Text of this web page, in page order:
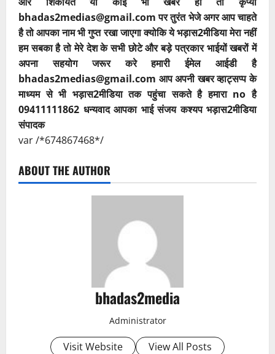
bhadas2medias@gmail.com पर तुरंत भेजे अगर आप चाहते
है तो आपका नाम भी गुप्त रखा जाएगा क्योकि ये भड़ास2मीडिया मेरा नहीं
हम सबका है तो मेरे देश के सभी छोटे और बड़े पत्रकार भाईयों खबरों में
अपना सहयोग जरूर करे हमारी ईमेल आईडी है
bhadas2medias@gmail.com आप अपनी खबर व्हाट्सप्प के
माध्यम से भी भड़ास2मीडिया तक पहुंचा सकते है हमारा no है
09411111862 धन्यवाद आपका भाई संजय कश्यप भड़ास2मीडिया
संपादक
var /*674867468*/
ABOUT THE AUTHOR
bhadas2media
Administrator
Visit Website View All Posts